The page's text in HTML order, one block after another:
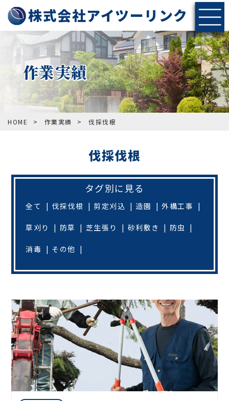
株式会社アイツーリンク
作業実績
HOME > 作業実績 > 伐採伐根
伐採伐根
タグ別に見る
全て 伐採伐根 剪定刈込 造園 外構工事
草刈り 防草 芝生張り 砂利敷き 防虫
消毒 その他